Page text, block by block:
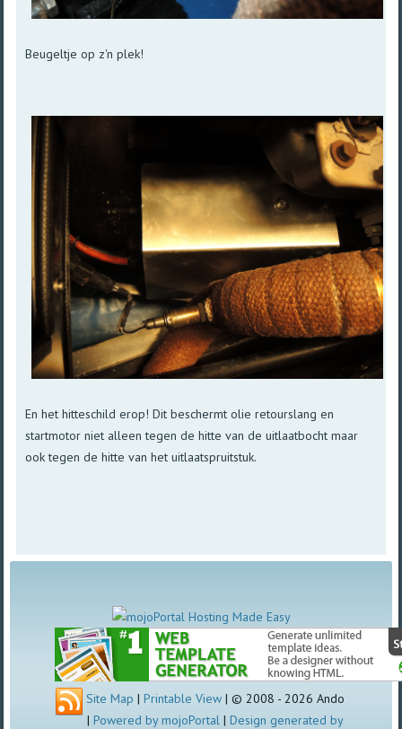
Beugeltje op z'n plek!
En het hitteschild erop! Dit beschermt olie retourslang en
startmotor niet alleen tegen de hitte van de uitlaatbocht maar
ook tegen de hitte van het uitlaatspruitstuk.
Site Map | Printable View | © 2008 - 2026 Ando
| Powered by mojoPortal | Design generated by